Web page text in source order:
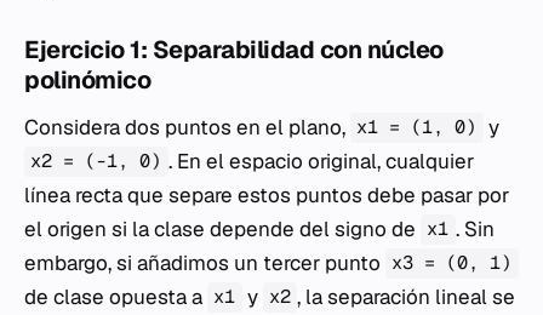
Ejercicio 1: Separabilidad con núcleo
polinómico
Considera dos puntos en el plano, x1 = (1, 0) y
x2 = (-1, 0) . En el espacio original, cualquier
línea recta que separe estos puntos debe pasar por
el origen si la clase depende del signo de x1 . Sin
embargo, si añadimos un tercer punto x3 = (0, 1)
de clase opuesta a x1 y x2 , la separación lineal se